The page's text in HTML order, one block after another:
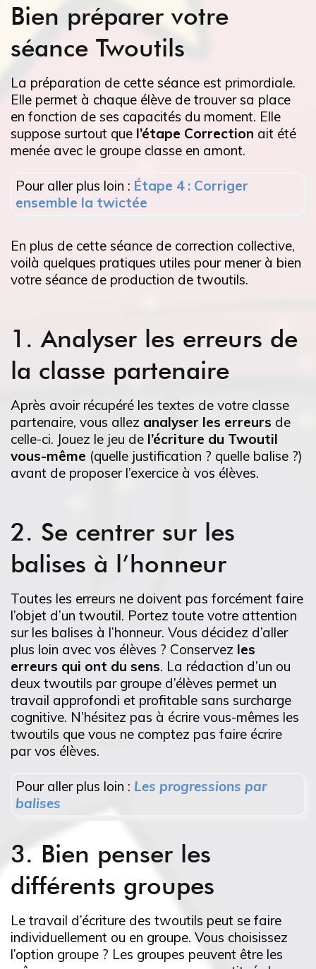
Bien préparer votre
séance Twoutils
La préparation de cette séance est primordiale.
Elle permet à chaque élève de trouver sa place
en fonction de ses capacités du moment. Elle
suppose surtout que l’étape Correction ait été
menée avec le groupe classe en amont.
Pour aller plus loin : Étape 4 : Corriger
ensemble la twictée
En plus de cette séance de correction collective,
voilà quelques pratiques utiles pour mener à bien
votre séance de production de twoutils.
1. Analyser les erreurs de
la classe partenaire
Après avoir récupéré les textes de votre classe
partenaire, vous allez analyser les erreurs de
celle-ci. Jouez le jeu de l’écriture du Twoutil
vous-même (quelle justification ? quelle balise ?)
avant de proposer l’exercice à vos élèves.
2. Se centrer sur les
balises à l’honneur
Toutes les erreurs ne doivent pas forcément faire
l’objet d’un twoutil. Portez toute votre attention
sur les balises à l’honneur. Vous décidez d’aller
plus loin avec vos élèves ? Conservez les
erreurs qui ont du sens. La rédaction d’un ou
deux twoutils par groupe d’élèves permet un
travail approfondi et profitable sans surcharge
cognitive. N’hésitez pas à écrire vous-mêmes les
twoutils que vous ne comptez pas faire écrire
par vos élèves.
Pour aller plus loin : Les progressions par
balises
3. Bien penser les
différents groupes
Le travail d’écriture des twoutils peut se faire
individuellement ou en groupe. Vous choisissez
l’option groupe ? Les groupes peuvent être les